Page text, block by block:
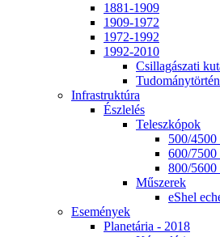
1881-1909
1909-1972
1972-1992
1992-2010
Csil­la­gá­sza­ti
Inf­ra­struk­tú­ra
Ész­le­lés
Te­lesz­kó­pok
500/4500
600/7500
800/5600
Mű­sze­rek
eS­hel
Ese­mé­nyek
Pla­ne­tá­ria - 2018